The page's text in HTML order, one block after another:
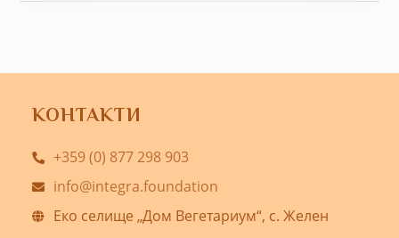
КОНТАКТИ
+359 (0) 877 298 903
info@integra.foundation
Еко селище „Дом Вегетариум“, с. Желен